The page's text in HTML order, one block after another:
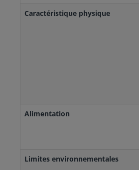
Caractéristique physique
Alimentation
Limites environnementales